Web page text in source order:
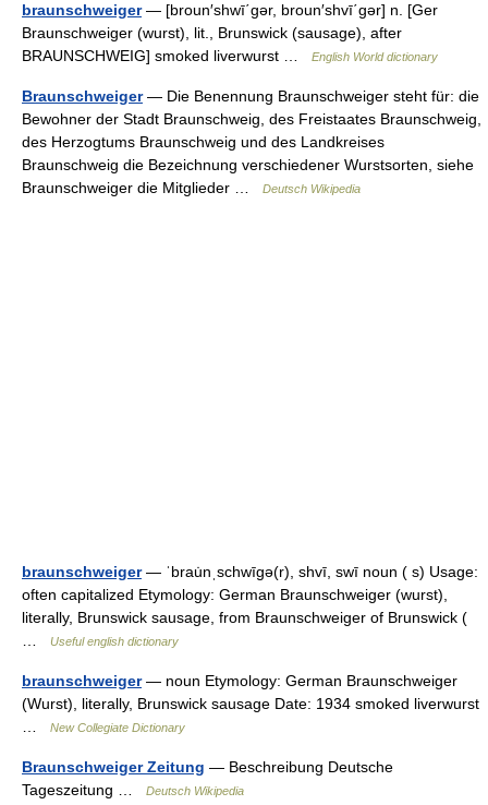
braunschweiger— [broun′shwī΄gər, broun′shvī΄gər] n. [Ger
Braunschweiger (wurst), lit., Brunswick (sausage), after
BRAUNSCHWEIG] smoked liverwurst …
English World dictionary
Braunschweiger— Die Benennung Braunschweiger steht für: die
Bewohner der Stadt Braunschweig, des Freistaates Braunschweig,
des Herzogtums Braunschweig und des Landkreises
Braunschweig die Bezeichnung verschiedener Wurstsorten, siehe
Braunschweiger die Mitglieder …
Deutsch Wikipedia
braunschweiger— ˈbrau̇nˌschwīgə(r), shvī, swī noun ( s) Usage:
often capitalized Etymology: German Braunschweiger (wurst),
literally, Brunswick sausage, from Braunschweiger of Brunswick (
Useful english dictionary
braunschweiger— noun Etymology: German Braunschweiger
(Wurst), literally, Brunswick sausage Date: 1934 smoked liverwurst
New Collegiate Dictionary
Braunschweiger Zeitung — Beschreibung Deutsche
Tageszeitung …
Deutsch Wikipedia